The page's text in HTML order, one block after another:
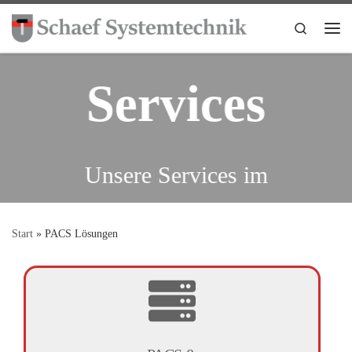
Zum Inhalt springen
Search
Services
Unsere Services im
Überblick für Sie [...]
PACS
Lösungen
Start » PACS Lösungen